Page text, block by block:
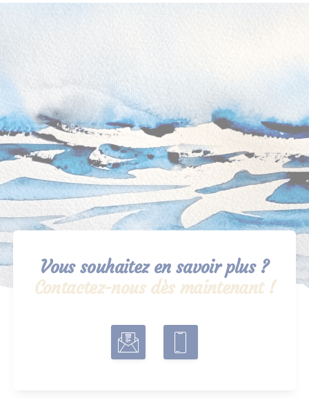
Vous souhaitez en savoir plus ?
Contactez-nous dès maintenant !